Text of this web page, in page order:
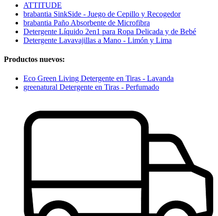
ATTITUDE
brabantia SinkSide - Juego de Cepillo y Recogedor
brabantia Paño Absorbente de Microfibra
Detergente Líquido 2en1 para Ropa Delicada y de Bebé
Detergente Lavavajillas a Mano - Limón y Lima
Productos nuevos:
Eco Green Living Detergente en Tiras - Lavanda
greenatural Detergente en Tiras - Perfumado